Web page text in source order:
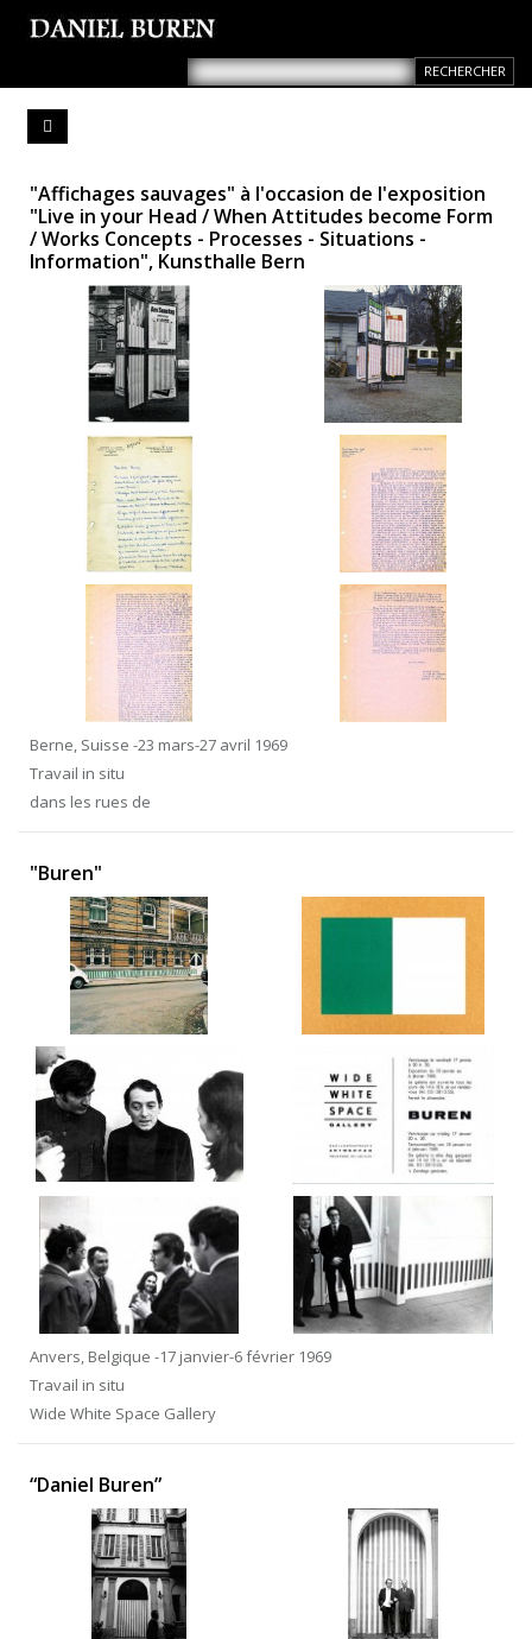
"Affichages sauvages" à l'occasion de l'exposition
"Live in your Head / When Attitudes become Form
/ Works Concepts - Processes - Situations -
Information", Kunsthalle Bern
Berne, Suisse -23 mars-27 avril 1969
Travail in situ
dans les rues de
"Buren"
Anvers, Belgique -17 janvier-6 février 1969
Travail in situ
Wide White Space Gallery
“Daniel Buren”